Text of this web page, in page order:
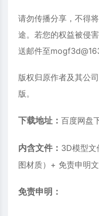
请勿传播分享，不得
途。若您的权益被侵
送邮件至
版权归原作者及其公
版。
下载地址： 百度网盘
内含文件： 3D模型
图材质）+ 免责申明
免责申明：